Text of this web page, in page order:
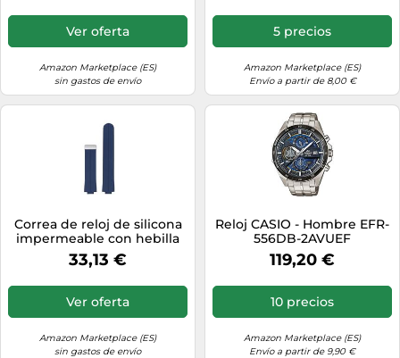
serie Casio Edifice EFR-
S108.(Green-Silver)
Ver oferta
Amazon Marketplace (ES)
sin gastos de envío
5 precios
Amazon Marketplace (ES)
Envío a partir de 8,00 €
Correa de reloj de silicona
impermeable con hebilla
autocebante plegable de
metal, compatible con la
S108.(Blue-Silver)
33,13 €
Ver oferta
Amazon Marketplace (ES)
sin gastos de envío
Reloj CASIO - Hombre EFR-
556DB-2AVUEF
119,20 €
10 precios
Amazon Marketplace (ES)
Envío a partir de 9,90 €